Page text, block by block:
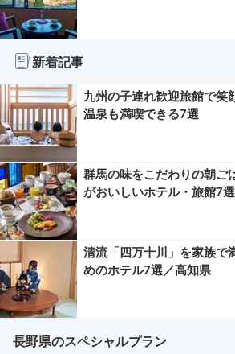
新着記事
九州の子連れ歓迎旅館で笑
温泉も満喫できる7選
群馬の味をこだわりの朝ご
がおいしいホテル・旅館7選
清流「四万十川」を家族で
めのホテル7選／高知県
長野県のスペシャルプラン